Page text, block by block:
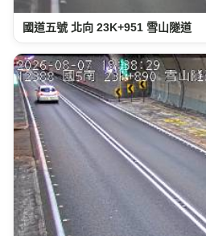
國道五號 北向 23K+951 雪山隧道